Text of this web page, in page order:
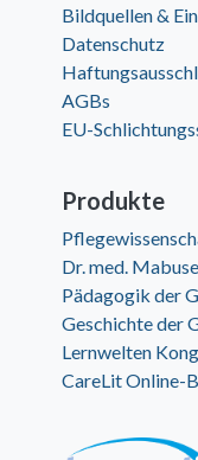
Bildquellen &
Datenschutz
AGBs
EU-
Produkte
Dr. med. Mabuse
Pädagogik der
Geschichte der
Lernwelten
CareLit Online-